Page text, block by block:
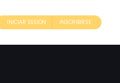
INICIAR SESIÓN INSCRIBIRSE